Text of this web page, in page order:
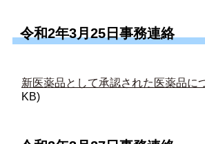
令和2年3月25日事務連絡
新医薬品として承認された医薬品に
KB)